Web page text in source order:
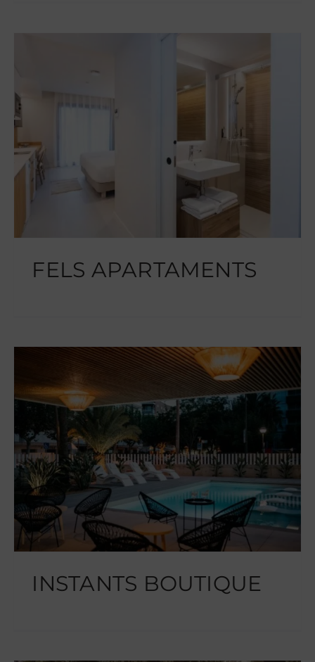
FELS APARTAMENTS
INSTANTS BOUTIQUE